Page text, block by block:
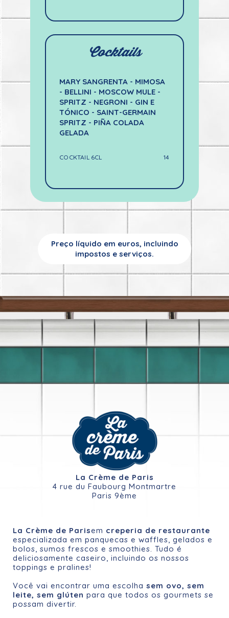
Cocktails
MARY SANGRENTA - MIMOSA
- BELLINI - MOSCOW MULE -
SPRITZ - NEGRONI - GIN E
TÓNICO - SAINT-GERMAIN
SPRITZ - PIÑA COLADA
GELADA
COCKTAIL 6CL 14
Preço líquido em euros, incluindo
impostos e serviços.
La Crème de Paris
4 rue du Faubourg Montmartre
Paris 9ème
La Crème de Parisem creperia de restaurante
especializada em panquecas e waffles, gelados e
bolos, sumos frescos e smoothies. Tudo é
deliciosamente caseiro, incluindo os nossos
toppings e pralines!
Você vai encontrar uma escolha sem ovo, sem
leite, sem glúten para que todos os gourmets se
possam divertir.